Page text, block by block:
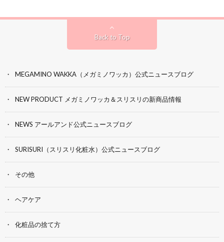
Back to Top
MEGAMINO WAKKA（メガミノワッカ）公式ニュースブログ
NEW PRODUCT メガミノワッカ＆スリスリの新商品情報
NEWS アールアンド公式ニュースブログ
SURISURI（スリスリ化粧水）公式ニュースブログ
その他
ヘアケア
化粧品の捨て方